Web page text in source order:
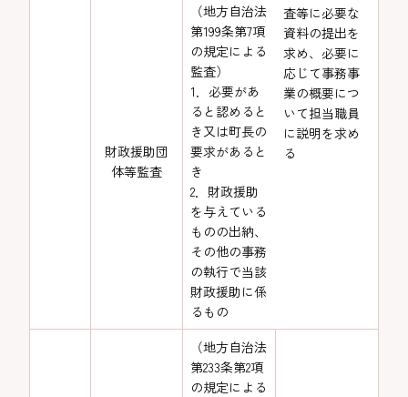
査等に必要な
資料の提出を
求め、必要に
応じて事務事
業の概要につ
いて担当職員
に説明を求め
る
財政援助団
体等監査
（地方自治法
第199条第7項
の規定による
監査）
1．必要があ
ると認めると
き又は町長の
要求があると
き
2．財政援助
を与えている
ものの出納、
その他の事務
の執行で当該
財政援助に係
るもの
（地方自治法
第233条第2項
の規定による